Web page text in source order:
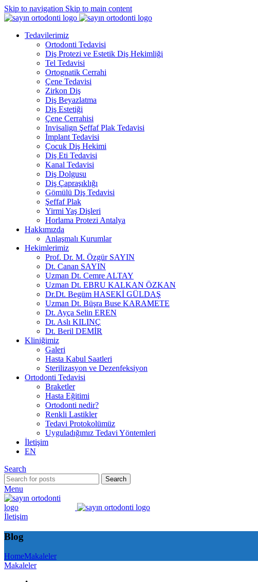
Skip to navigation Skip to main content
Tedavilerimiz
Ortodonti Tedavisi
Diş Protezi ve Estetik Diş Hekimliği
Tel Tedavisi
Ortognatik Cerrahi
Çene Tedavisi
Zirkon Diş
Diş Beyazlatma
Diş Estetiği
Çene Cerrahisi
Invisalign Şeffaf Plak Tedavisi
İmplant Tedavisi
Çocuk Diş Hekimi
Diş Eti Tedavisi
Kanal Tedavisi
Diş Dolgusu
Diş Çapraşıklığı
Gömülü Diş Tedavisi
Şeffaf Plak
Yirmi Yaş Dişleri
Horlama Protezi Antalya
Hakkımızda
Anlaşmalı Kurumlar
Hekimlerimiz
Prof. Dr. M. Özgür SAYIN
Dt. Canan SAYIN
Uzman Dt. Cemre ALTAY
Uzman Dt. EBRU KALKAN ÖZKAN
Dr.Dt. Begüm HASEKİ GÜLDAŞ
Uzman Dt. Büşra Buse KARAMETE
Dt. Ayça Selin EREN
Dt. Aslı KILINÇ
Dt. Beril DEMİR
Kliniğimiz
Galeri
Hasta Kabul Saatleri
Sterilizasyon ve Dezenfeksiyon
Ortodonti Tedavisi
Braketler
Hasta Eğitimi
Ortodonti nedir?
Renkli Lastikler
Tedavi Protokolümüz
Uyguladığımız Tedavi Yöntemleri
İletişim
EN
Search
Search
Menu
İletişim
Blog
HomeMakaleler
Makaleler